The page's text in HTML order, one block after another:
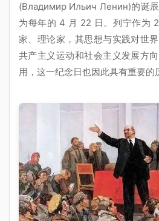
(Владимир Ильич Ленин)的诞
为每年的 4 月 22 日。列宁作为
家、理论家，其思想与实践对世
共产主义运动和社会主义发展方
用，这一纪念日也因此具有重要的